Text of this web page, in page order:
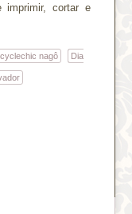
imprimir, cortar e
cyclechic nagô Dia